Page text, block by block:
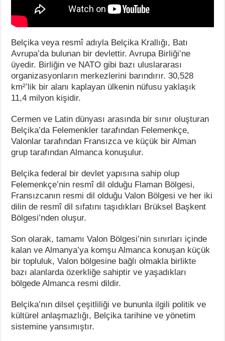
Belçika veya resmî adıyla Belçika Krallığı, Batı
Avrupa’da bulunan bir devlettir. Avrupa Birliği’ne
üyedir. Birliğin ve NATO gibi bazı uluslararası
organizasyonların merkezlerini barındırır. 30,528
km²’lik bir alanı kaplayan ülkenin nüfusu yaklaşık
11,4 milyon kişidir.
Cermen ve Latin dünyası arasında bir sınır oluşturan
Belçika’da Felemenkler tarafından Felemenkçe,
Valonlar tarafından Fransızca ve küçük bir Alman
grup tarafından Almanca konuşulur.
Belçika federal bir devlet yapısına sahip olup
Felemenkçe’nin resmî dil olduğu Flaman Bölgesi,
Fransızcanın resmi dil olduğu Valon Bölgesi ve her iki
dilin de resmî dil sıfatını taşıdıkları Brüksel Başkent
Bölgesi’nden oluşur.
Son olarak, tamamı Valon Bölgesi’nin sınırları içinde
kalan ve Almanya’ya komşu Almanca konuşan küçük
bir topluluk, Valon bölgesine bağlı olmakla birlikte
bazı alanlarda özerkliğe sahiptir ve yaşadıkları
bölgede Almanca resmi dildir.
Belçika’nın dilsel çeşitliliği ve bununla ilgili politik ve
kültürel anlaşmazlığı, Belçika tarihine ve yönetim
sistemine yansımıştır.